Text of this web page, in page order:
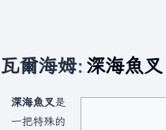
瓦爾海姆: 深海魚叉
深海魚叉 是
一把特殊的